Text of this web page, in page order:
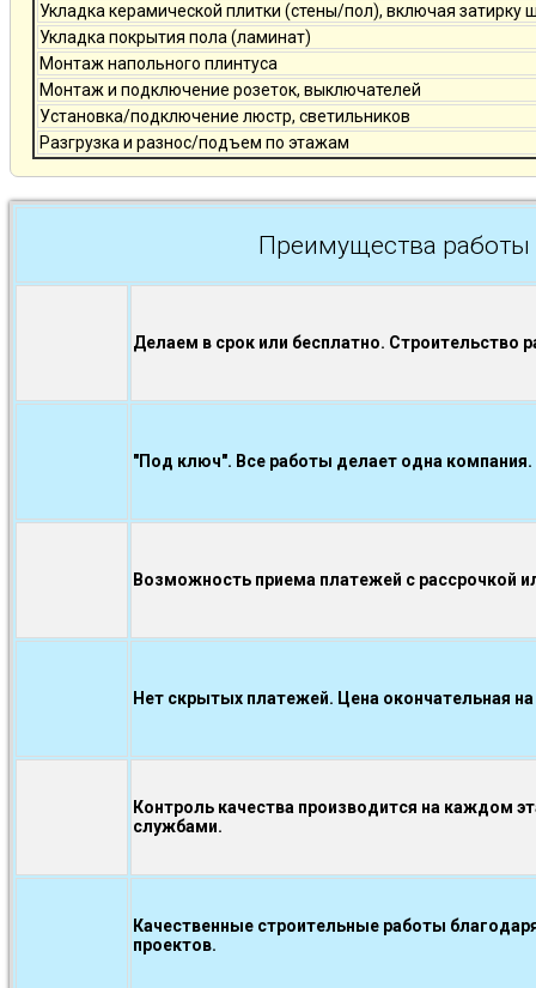
Укладка керамической плитки (стены/пол), включая затирку
Укладка покрытия пола (ламинат)
Монтаж напольного плинтуса
Монтаж и подключение розеток, выключателей
Установка/подключение люстр, светильников
Разгрузка и разнос/подъем по этажам
Преимущества
Делаем в срок или бесплатно. Строительство
"Под ключ". Все работы делает одна компания.
Возможность приема платежей с рассрочкой
Нет скрытых платежей. Цена окончательная
Контроль качества производится на каждом
службами.
Качественные строительные работы
проектов.